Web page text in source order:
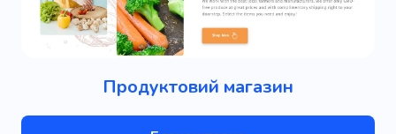
Продуктовий магазин